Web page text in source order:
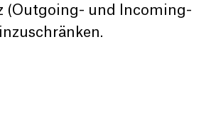
(Outgoing- und Incoming-